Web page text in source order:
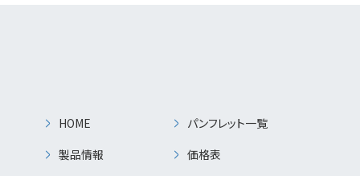
HOME
製品情報
パンフレット一覧
価格表